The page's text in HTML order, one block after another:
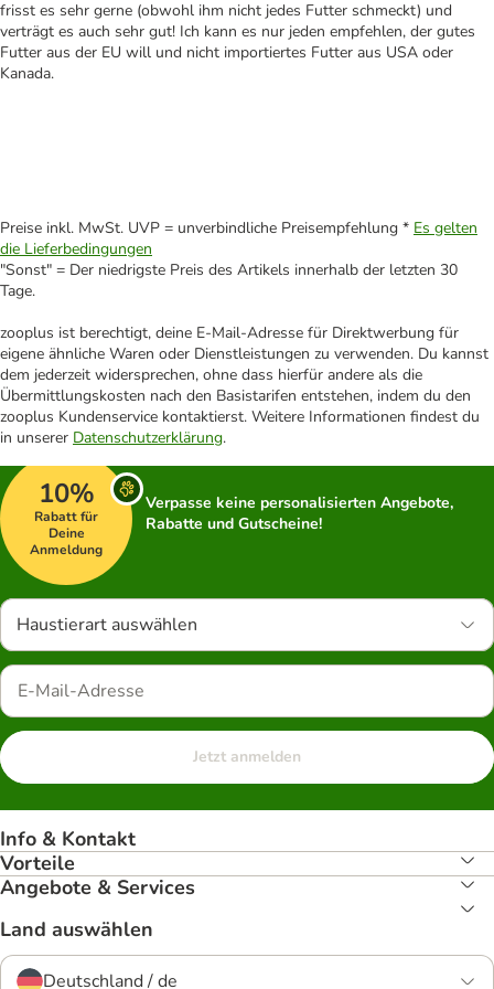
frisst es sehr gerne (obwohl ihm nicht jedes Futter schmeckt) und
verträgt es auch sehr gut! Ich kann es nur jeden empfehlen, der gutes
Futter aus der EU will und nicht importiertes Futter aus USA oder
Kanada.
Preise inkl. MwSt. UVP = unverbindliche Preisempfehlung * Es gelten
die Lieferbedingungen
"Sonst" = Der niedrigste Preis des Artikels innerhalb der letzten 30
Tage.
zooplus ist berechtigt, deine E-Mail-Adresse für Direktwerbung für
eigene ähnliche Waren oder Dienstleistungen zu verwenden. Du kannst
dem jederzeit widersprechen, ohne dass hierfür andere als die
Übermittlungskosten nach den Basistarifen entstehen, indem du den
zooplus Kundenservice kontaktierst. Weitere Informationen findest du
in unserer Datenschutzerklärung.
10%
Rabatt für
Deine
Anmeldung
Verpasse keine personalisierten Angebote,
Rabatte und Gutscheine!
Haustierart auswählen
Jetzt anmelden
Info & Kontakt
Vorteile
Angebote & Services
Land auswählen
Deutschland / de